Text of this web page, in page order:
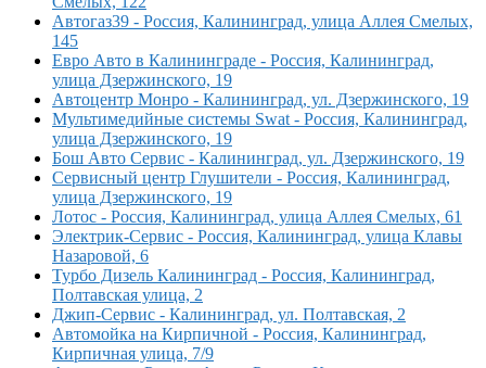
Автогаз39 - Россия, Калининград, улица Аллея Смелых,
145
Евро Авто в Калининграде - Россия, Калининград,
улица Дзержинского, 19
Автоцентр Монро - Калининград, ул. Дзержинского, 19
Мультимедийные системы Swat - Россия, Калининград,
улица Дзержинского, 19
Бош Авто Сервис - Калининград, ул. Дзержинского, 19
Сервисный центр Глушители - Россия, Калининград,
улица Дзержинского, 19
Лотос - Россия, Калининград, улица Аллея Смелых, 61
Электрик-Сервис - Россия, Калининград, улица Клавы
Назаровой, 6
Турбо Дизель Калининград - Россия, Калининград,
Полтавская улица, 2
Джип-Сервис - Калининград, ул. Полтавская, 2
Автомойка на Кирпичной - Россия, Калининград,
Кирпичная улица, 7/9